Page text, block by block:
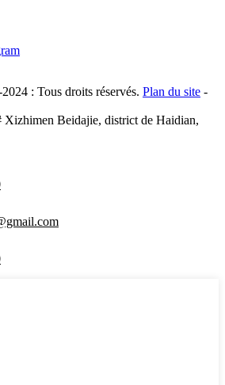
: Tous droits réservés. Plan du site -
Xizhimen Beidajie, district de Haidian,